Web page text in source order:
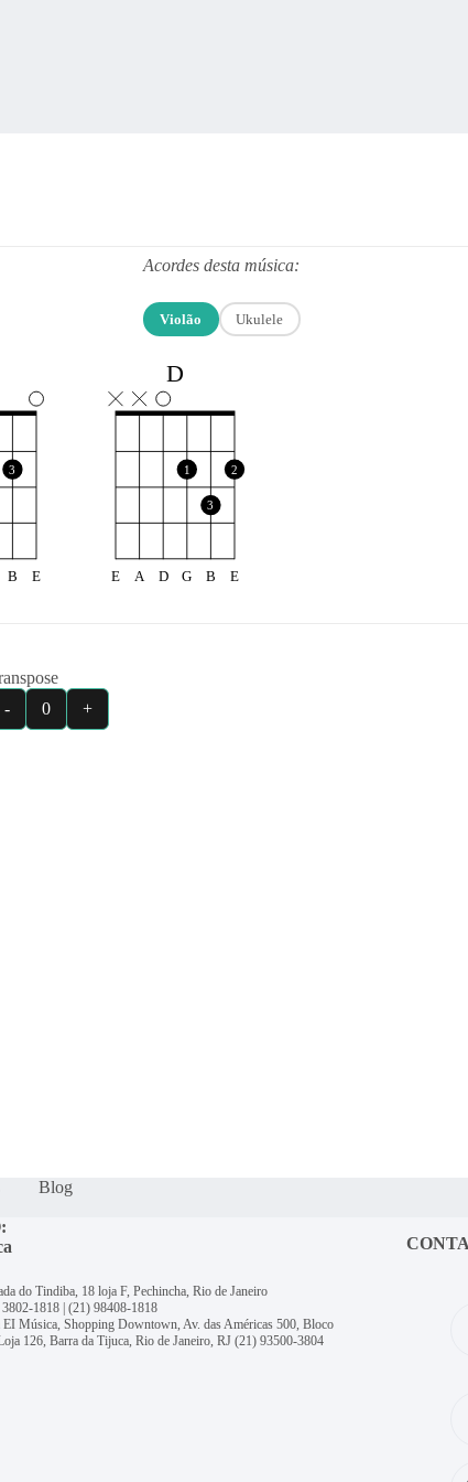
Acordes desta música:
Violão Ukulele
3
B E
D
1
3
2
E A D G B E
-
0 +
Blog
do Tindiba, 18 loja F, Pechincha, Rio de Janeiro
1818| (21) 98408-1818
EI Música, Shopping Downtown, Av. das Américas 500, Bloco
126, Barra da Tijuca, Rio de Janeiro, RJ (21) 93500-3804